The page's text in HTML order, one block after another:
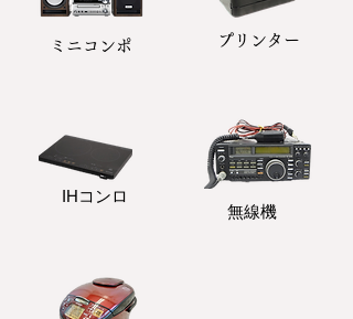
​ミニコンポ プリンター
​IHコンロ
無線機